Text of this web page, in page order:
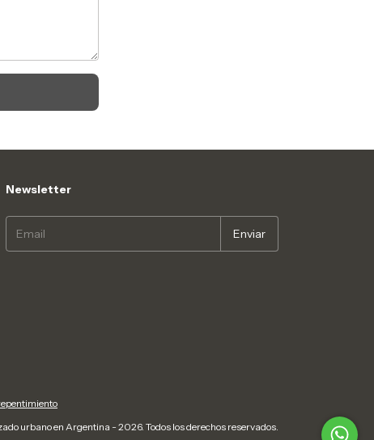
Newsletter
urbano en Argentina - 2026. Todos los derechos reservados.